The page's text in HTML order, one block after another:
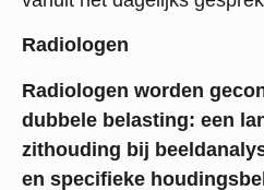
Radiologen
Radiologen worden
dubbele belasting: een
zithouding bij
en specifieke